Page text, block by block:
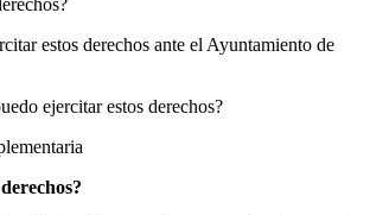
estos derechos ante el Ayuntamiento de
ejercitar estos derechos?